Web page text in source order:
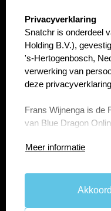
select language
Privacyverklaring
Snatchr is onderdeel
Holding B.V.),
's-Hertogenbosch,
verwerking van
deze
Frans Wijnenga is de
van Blue Dragon
Blue Dragon B.V.
persoonsgegevens
Meer informatie